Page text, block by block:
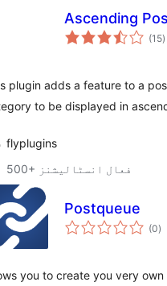
Ascending
(15)
plugin adds a feature to a
to be displayed in
flyplugins
500+ فعال انسٹالیشنز
Postqueue
(0)
you to create you very